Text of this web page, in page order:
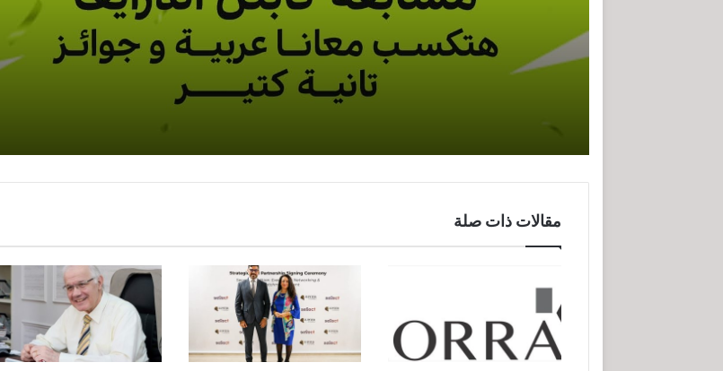
اندرايف تطلق مسابقة للسائقين بمنح سيارتين ورحلات مجانية للساحل الشمالي
غرفة صناعة الأخشاب والأثاث تبحث التوسع في الأسواق الخارجية وتعميق التصنيع المحلي لزيادة الصادرات
مقالات ذات صلة